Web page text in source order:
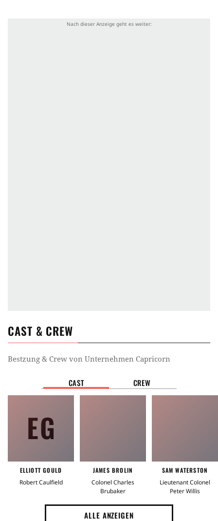
CAST & CREW
Bestzung & Crew von Unternehmen Capricorn
CAST CREW
EG
ELLIOTT GOULD
Robert Caulfield
JAMES BROLIN
Colonel Charles
Brubaker
SAM WATERSTON
Lieutenant Colonel
Peter Willis
ALLE ANZEIGEN